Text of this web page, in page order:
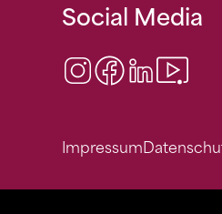
Social Media
Instagram
Facebook
LinkedIn
Impressum